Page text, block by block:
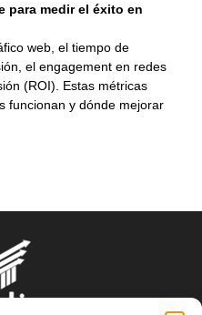
para medir el éxito en
web, el tiempo de
el engagement en redes
(ROI). Estas métricas
funcionan y dónde mejorar